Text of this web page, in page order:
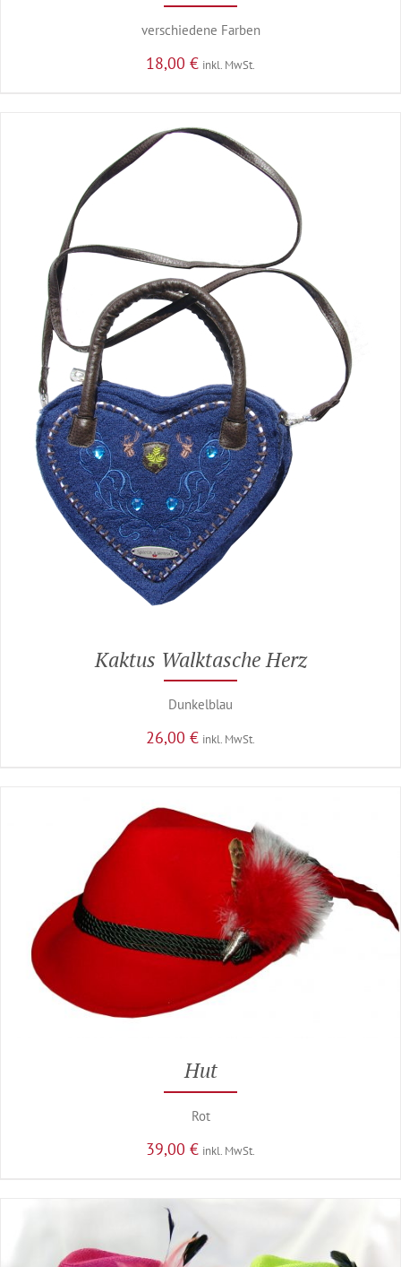
verschiedene Farben
18,00 € inkl. MwSt.
Kaktus Walktasche Herz
Dunkelblau
26,00 € inkl. MwSt.
Hut
Rot
39,00 € inkl. MwSt.